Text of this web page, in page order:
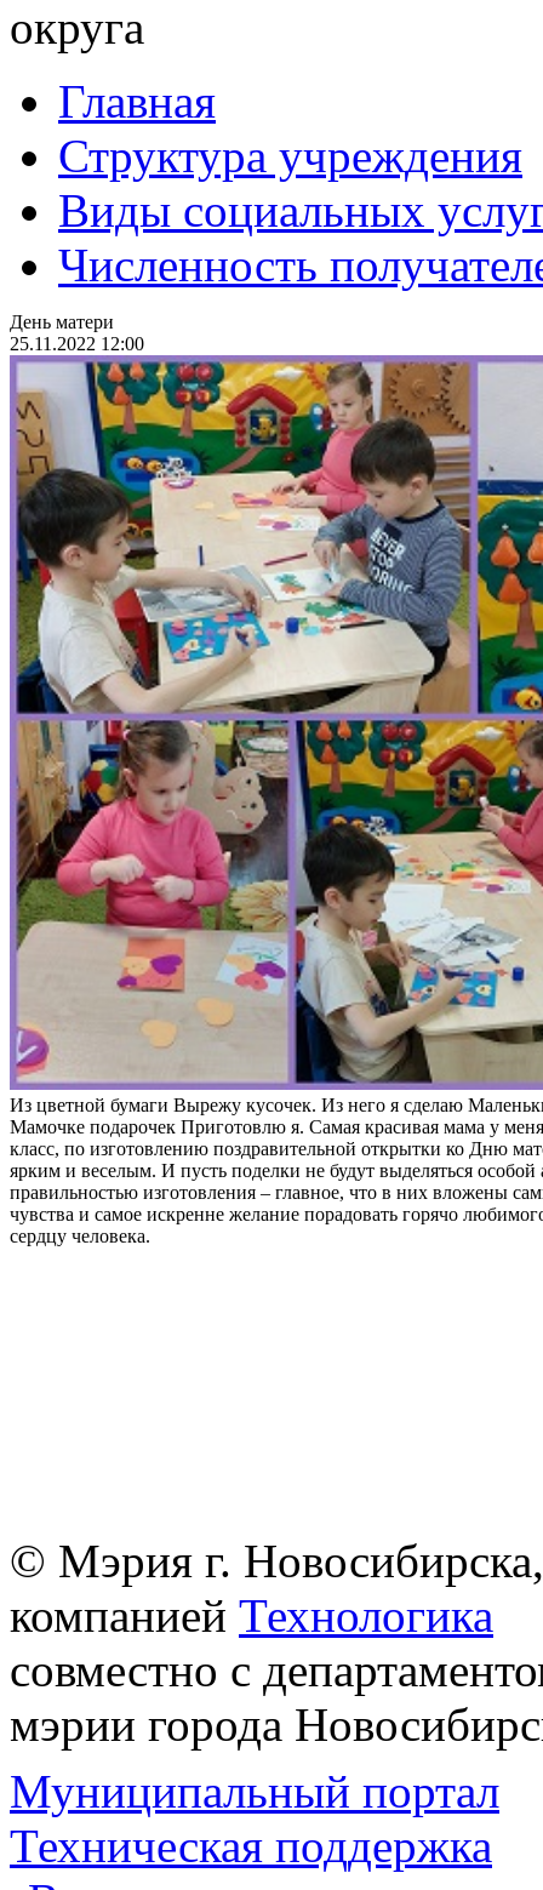
округа
Главная
Структура учреждения
Виды социальных
Численность
День матери
25.11.2022 12:00
Из цветной бумаги Вырежу кусочек. Из него я сделаю
Мамочке подарочек Приготовлю я. Самая красивая мама у
класс, по изготовлению поздравительной открытки ко Дню
ярким и веселым. И пусть поделки не будут выделяться особой
правильностью изготовления – главное, что в них вложены
чувства и самое искренне желание порадовать горячо
сердцу человека.
© Мэрия г.
компанией Технологика
совместно с
мэрии города
Муниципальный портал
Техническая поддержка